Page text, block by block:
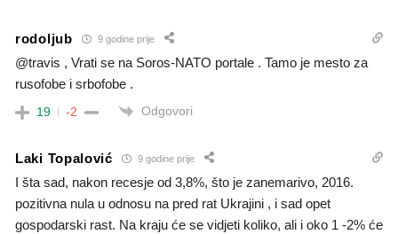
rodoljub 9 godine prije
@travis , Vrati se na Soros-NATO portale . Tamo je mesto za
rusofobe i srbofobe .
19 -2 Odgovori
Laki Topalović 9 godine prije
I šta sad, nakon recesje od 3,8%, što je zanemarivo, 2016.
pozitivna nula u odnosu na pred rat Ukrajini , i sad opet
gospodarski rast. Na kraju će se vidjeti koliko, ali i oko 1 -2% će